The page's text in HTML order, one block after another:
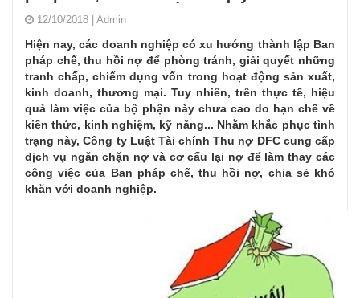
12/10/2018 Admin
Hiện nay, các doanh nghiệp có xu hướng thành lập Ban
pháp chế, thu hồi nợ để phòng tránh, giải quyết những
tranh chấp, chiếm dụng vốn trong hoạt động sản xuất,
kinh doanh, thương mại. Tuy nhiên, trên thực tế, hiệu
quả làm việc của bộ phận này chưa cao do hạn chế về
kiến thức, kinh nghiệm, kỹ năng... Nhằm khắc phục tình
trạng này, Công ty Luật Tài chính Thu nợ DFC cung cấp
dịch vụ ngăn chặn nợ và cơ cấu lại nợ để làm thay các
công việc của Ban pháp chế, thu hồi nợ, chia sẻ khó
khăn với doanh nghiệp.